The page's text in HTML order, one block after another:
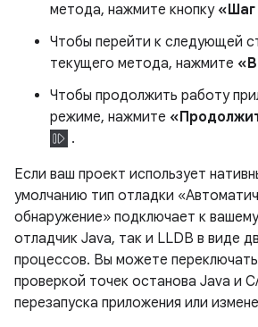
метода, нажмите кнопку «Шаг
Чтобы перейти к следующей
текущего метода, нажмите
Чтобы продолжить работу
режиме, нажмите
.
Если ваш проект использует
умолчанию тип отладки
обнаружение» подключает к
отладчик Java, так и LLDB в виде
процессов. Вы можете
проверкой точек останова Java и
перезапуска приложения или